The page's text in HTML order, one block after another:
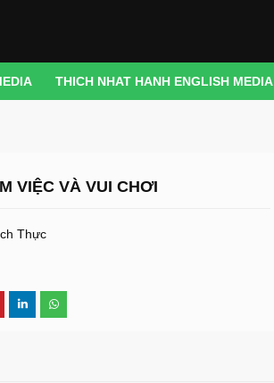
THICH NHAT HANH ENGLISH MEDIA
VIỆC VÀ VUI CHƠI
Thực